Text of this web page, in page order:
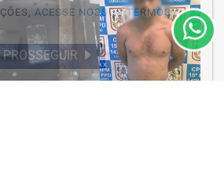
ACESSE NOSSOS TERMOS
PROSSEGUIR